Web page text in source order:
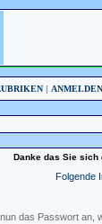
| ANMELDEN
Danke das Sie sich
Folgende
das Passwort an,